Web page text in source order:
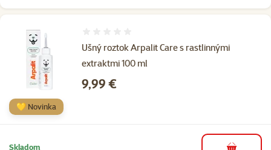
Ušný roztok Arpalit Care s rastlinnými
extraktmi 100 ml
Cena
9,99 €
💛 Novinka
Skladom